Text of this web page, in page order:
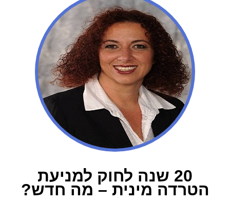
20 שנה לחוק למניעת
הטרדה מינית – מה חדש?